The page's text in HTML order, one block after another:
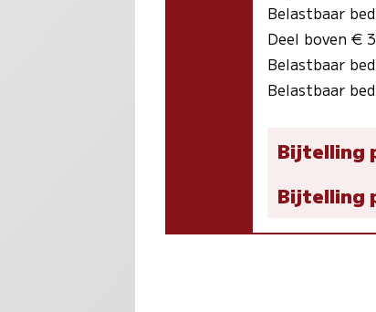
Belastbaar
Deel boven €
Belastbaar
Belastbaar
Bijtelling
Bijtelling